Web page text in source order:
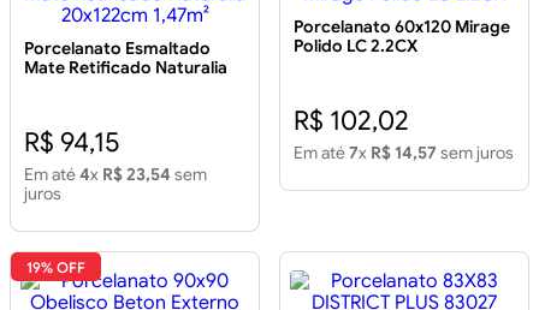
Porcelanato Esmaltado
Mate Retificado Naturalia
R$ 94,15
Em até4x R$ 23,54 sem
juros
Porcelanato 60x120 Mirage
Polido LC 2.2CX
R$ 102,02
Em até7x R$ 14,57 sem juros
19% OFF